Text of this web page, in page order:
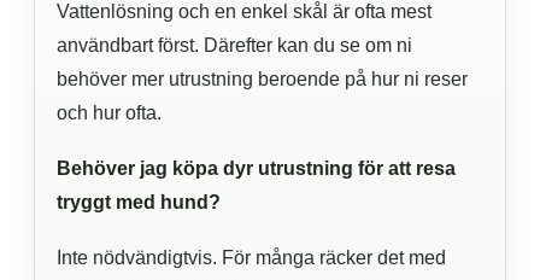
Vattenlösning och en enkel skål är ofta mest
användbart först. Därefter kan du se om ni
behöver mer utrustning beroende på hur ni reser
och hur ofta.
Behöver jag köpa dyr utrustning för att resa
tryggt med hund?
Inte nödvändigtvis. För många räcker det med